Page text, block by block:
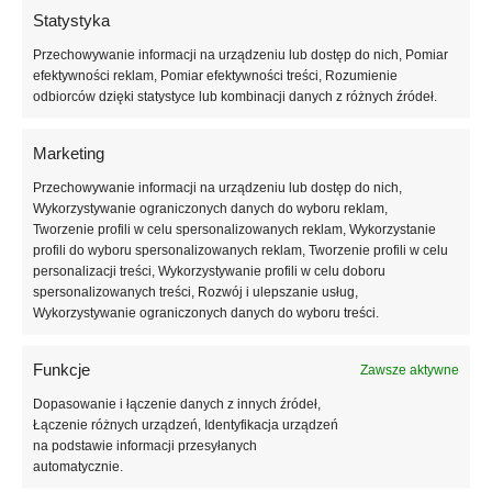
Statystyka
Przechowywanie informacji na urządzeniu lub dostęp do nich, Pomiar
efektywności reklam, Pomiar efektywności treści, Rozumienie
odbiorców dzięki statystyce lub kombinacji danych z różnych źródeł.
Marketing
Przechowywanie informacji na urządzeniu lub dostęp do nich,
Wykorzystywanie ograniczonych danych do wyboru reklam,
Tworzenie profili w celu spersonalizowanych reklam, Wykorzystanie
profili do wyboru spersonalizowanych reklam, Tworzenie profili w celu
personalizacji treści, Wykorzystywanie profili w celu doboru
spersonalizowanych treści, Rozwój i ulepszanie usług,
Wykorzystywanie ograniczonych danych do wyboru treści.
Funkcje Zawsze aktywne
Dopasowanie i łączenie danych z innych źródeł,
Łączenie różnych urządzeń, Identyfikacja urządzeń
na podstawie informacji przesyłanych
automatycznie.
oraz oblany tworzywem gwóźdź.
Kołki są przystosowane do wykorzystania przy termorenowacji
budynku.
Aprobata techniczna:
Europejska Ocena Techniczna ETA-23/0396
Z czego wytworzone są kołki do
Trzpień: Stalowy, ocynkowany galwanicznie z izolatorem
tworzywowym
Średnica koszulki: 10 mm